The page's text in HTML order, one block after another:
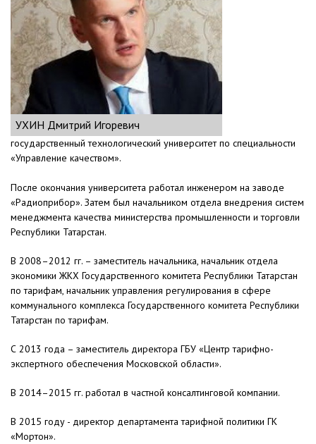
УХИН Дмитрий Игоревич
государственный технологический университет по специальности
«Управление качеством».
После окончания университета работал инженером на заводе
«Радиоприбор». Затем был начальником отдела внедрения систем
менеджмента качества министерства промышленности и торговли
Республики Татарстан.
В 2008–2012 гг. – заместитель начальника, начальник отдела
экономики ЖКХ Государственного комитета Республики Татарстан
по тарифам, начальник управления регулирования в сфере
коммунального комплекса Государственного комитета Республики
Татарстан по тарифам.
С 2013 года – заместитель директора ГБУ «Центр тарифно-
экспертного обеспечения Московской области».
В 2014–2015 гг. работал в частной консалтинговой компании.
В 2015 году - директор департамента тарифной политики ГК
«Мортон».